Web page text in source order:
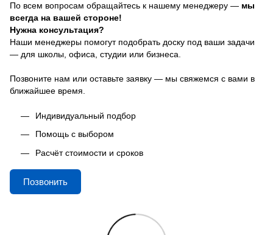
По всем вопросам обращайтесь к нашему менеджеру — мы
всегда на вашей стороне!
Нужна консультация?
Наши менеджеры помогут подобрать доску под ваши задачи
— для школы, офиса, студии или бизнеса.
Позвоните нам или оставьте заявку — мы свяжемся с вами в
ближайшее время.
Индивидуальный подбор
Помощь с выбором
Расчёт стоимости и сроков
Позвонить